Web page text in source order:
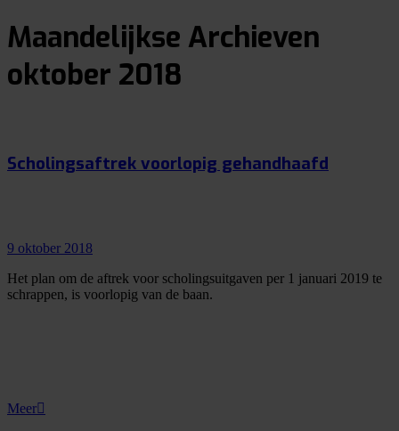
Maandelijkse Archieven
oktober 2018
Scholingsaftrek voorlopig gehandhaafd
9 oktober 2018
Het plan om de aftrek voor scholingsuitgaven per 1 januari 2019 te
schrappen, is voorlopig van de baan.
Meer